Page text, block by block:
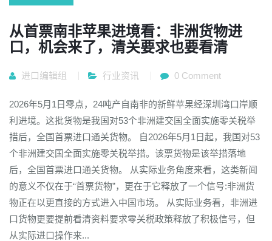
从首票南非苹果进境看：非洲货物进
口，机会来了，清关要求也要看清
进口编辑组 行业资讯 0 Comment
2026年5月1日零点，24吨产自南非的新鲜苹果经深圳湾口岸顺
利进境。这批货物是我国对53个非洲建交国全面实施零关税举
措后，全国首票进口通关货物。 自2026年5月1日起，我国对53
个非洲建交国全面实施零关税举措。该票货物是该举措落地
后，全国首票进口通关货物。 从实际业务角度来看，这类新闻
的意义不仅在于“首票货物”，更在于它释放了一个信号:非洲货
物正在以更直接的方式进入中国市场。 从实际业务看，非洲进
口货物更要提前看清资料要求零关税政策释放了积极信号，但
从实际进口操作来...